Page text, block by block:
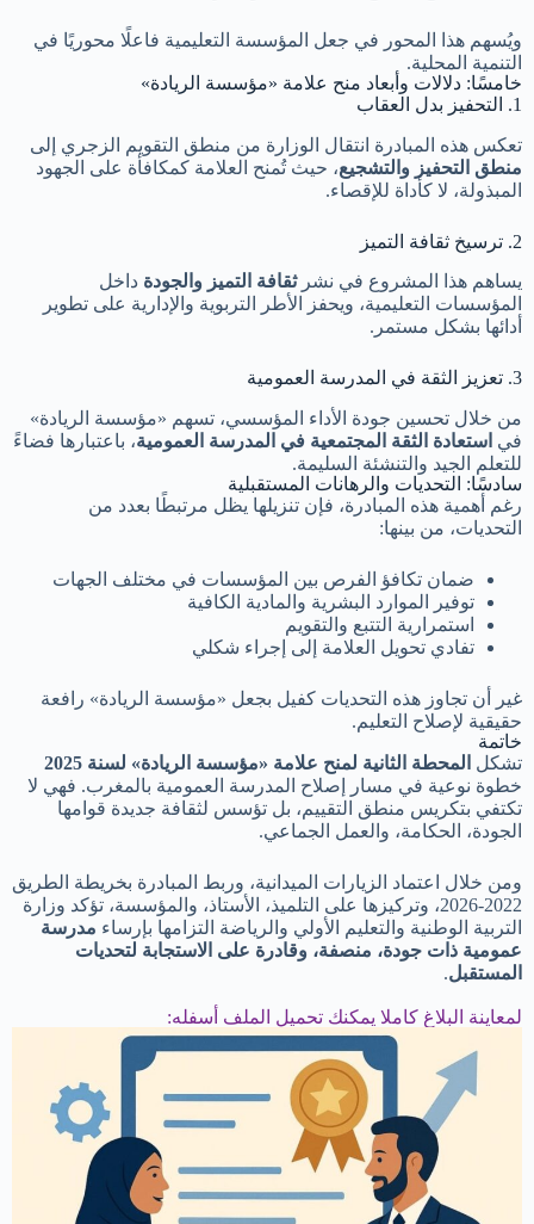
ويُسهم هذا المحور في جعل المؤسسة التعليمية فاعلًا محوريًا في
التنمية المحلية.
خامسًا: دلالات وأبعاد منح علامة «مؤسسة الريادة»
1. التحفيز بدل العقاب
تعكس هذه المبادرة انتقال الوزارة من منطق التقويم الزجري إلى
منطق التحفيز والتشجيع، حيث تُمنح العلامة كمكافأة على الجهود
المبذولة، لا كأداة للإقصاء.
2. ترسيخ ثقافة التميز
يساهم هذا المشروع في نشرثقافة التميز والجودة داخل
المؤسسات التعليمية، ويحفز الأطر التربوية والإدارية على تطوير
أدائها بشكل مستمر.
3. تعزيز الثقة في المدرسة العمومية
من خلال تحسين جودة الأداء المؤسسي، تسهم «مؤسسة الريادة»
في استعادة الثقة المجتمعية في المدرسة العمومية، باعتبارها فضاءً
للتعلم الجيد والتنشئة السليمة.
سادسًا: التحديات والرهانات المستقبلية
رغم أهمية هذه المبادرة، فإن تنزيلها يظل مرتبطًا بعدد من
التحديات، من بينها:
ضمان تكافؤ الفرص بين المؤسسات في مختلف الجهات
توفير الموارد البشرية والمادية الكافية
استمرارية التتبع والتقويم
تفادي تحويل العلامة إلى إجراء شكلي
غير أن تجاوز هذه التحديات كفيل بجعل «مؤسسة الريادة» رافعة
حقيقية لإصلاح التعليم.
خاتمة
تشكل المحطة الثانية لمنح علامة «مؤسسة الريادة» لسنة 2025
خطوة نوعية في مسار إصلاح المدرسة العمومية بالمغرب. فهي لا
تكتفي بتكريس منطق التقييم، بل تؤسس لثقافة جديدة قوامها
الجودة، الحكامة، والعمل الجماعي.
ومن خلال اعتماد الزيارات الميدانية، وربط المبادرة بخريطة الطريق
2022-2026، وتركيزها على التلميذ، الأستاذ، والمؤسسة، تؤكد وزارة
التربية الوطنية والتعليم الأولي والرياضة التزامها بإرساء مدرسة
عمومية ذات جودة، منصفة، وقادرة على الاستجابة لتحديات
المستقبل.
لمعاينة البلاغ كاملا يمكنك تحميل الملف أسفله: